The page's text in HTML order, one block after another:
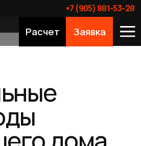
Расчет Заявка
+7 (905) 881-53-28
дома